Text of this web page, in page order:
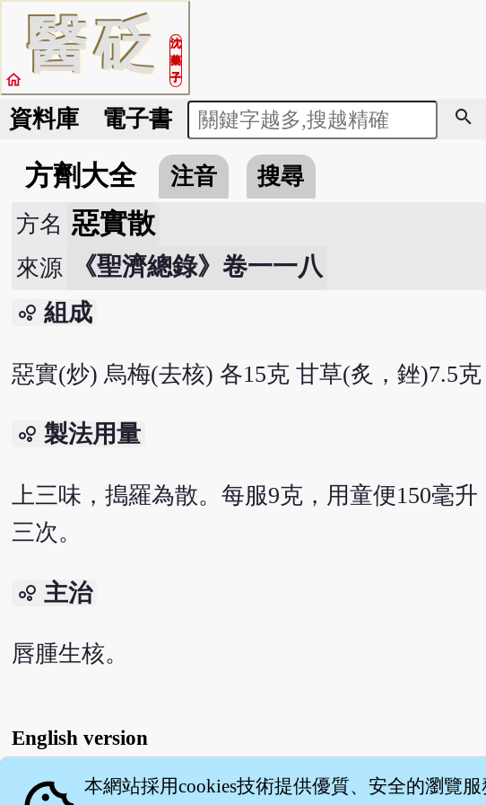
醫砭
沈
藥
子
home
資料庫 電子書 search
方劑大全 注音 搜尋
方名 惡實散
來源 《聖濟總錄》卷一一八
bubble_chart 組成
惡實(炒) 烏梅(去核) 各15克 甘草(炙，銼)7.5克
bubble_chart 製法用量
上三味，搗羅為散。每服9克，用童便150毫
三次。
bubble_chart 主治
唇腫生核。
English version
本網站採用cookies技術提供優質、安全的瀏覽